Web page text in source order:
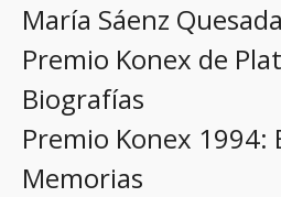
María Sáenz Quesada
Premio Konex de
Biografías
Premio Konex 1994:
Memorias